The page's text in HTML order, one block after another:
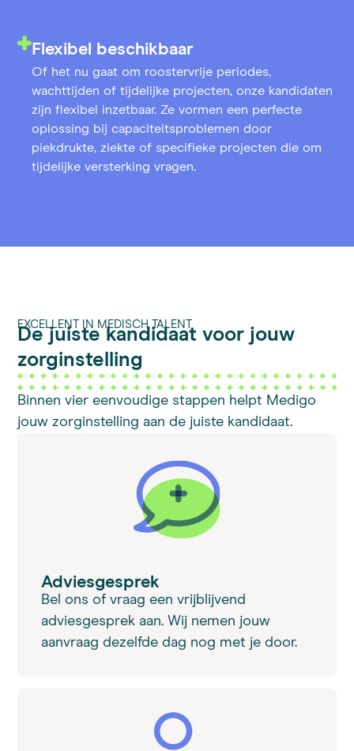
Flexibel beschikbaar
Of het nu gaat om roostervrije periodes,
wachttijden of tijdelijke projecten, onze kandidaten
zijn flexibel inzetbaar. Ze vormen een perfecte
oplossing bij capaciteitsproblemen door
piekdrukte, ziekte of specifieke projecten die om
tijdelijke versterking vragen.
EXCELLENT IN MEDISCH TALENT
De juiste kandidaat voor jouw
zorginstelling
Binnen vier eenvoudige stappen helpt Medigo
jouw zorginstelling aan de juiste kandidaat.
Adviesgesprek
Bel ons of vraag een vrijblijvend
adviesgesprek aan. Wij nemen jouw
aanvraag dezelfde dag nog met je door.